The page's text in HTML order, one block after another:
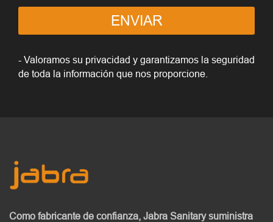
ENVIAR
- Valoramos su privacidad y garantizamos la seguridad
de toda la información que nos proporcione.
Como fabricante de confianza, Jabra Sanitarysuministra